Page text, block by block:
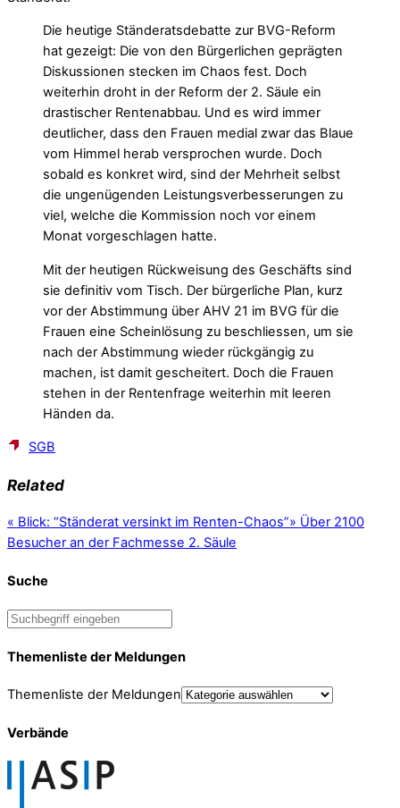
Die heutige Ständeratsdebatte zur BVG-Reform
hat gezeigt: Die von den Bürgerlichen geprägten
Diskussionen stecken im Chaos fest. Doch
weiterhin droht in der Reform der 2. Säule ein
drastischer Rentenabbau. Und es wird immer
deutlicher, dass den Frauen medial zwar das Blaue
vom Himmel herab versprochen wurde. Doch
sobald es konkret wird, sind der Mehrheit selbst
die ungenügenden Leistungsverbesserungen zu
viel, welche die Kommission noch vor einem
Monat vorgeschlagen hatte.
Mit der heutigen Rückweisung des Geschäfts sind
sie definitiv vom Tisch. Der bürgerliche Plan, kurz
vor der Abstimmung über AHV 21 im BVG für die
Frauen eine Scheinlösung zu beschliessen, um sie
nach der Abstimmung wieder rückgängig zu
machen, ist damit gescheitert. Doch die Frauen
stehen in der Rentenfrage weiterhin mit leeren
Händen da.
SGB
Related
« Blick: “Ständerat versinkt im Renten-Chaos”» Über 2100
Besucher an der Fachmesse 2. Säule
Suche
Themenliste der Meldungen
Themenliste der Meldungen
Verbände